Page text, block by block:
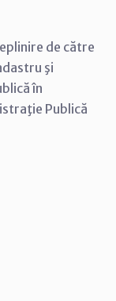
de către
şi
în
Publică